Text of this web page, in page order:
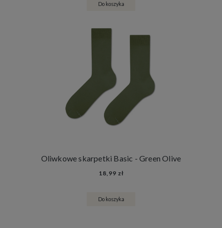
Do koszyka
Oliwkowe skarpetki Basic - Green Olive
18,99 zł
Do koszyka